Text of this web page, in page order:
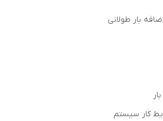
بار طولانی
کار سیستم